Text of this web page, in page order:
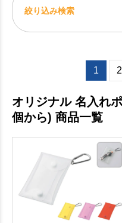
絞り込み検索
1 2
オリジナル 名入れ
個から) 商品一覧